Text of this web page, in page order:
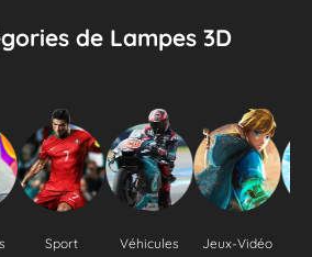
de Lampes 3D
Sport Véhicules Jeux-Vidéo